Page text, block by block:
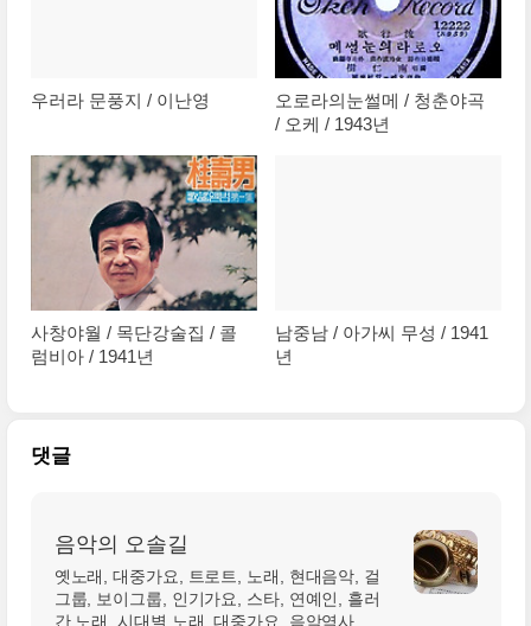
우러라 문풍지 / 이난영
오로라의눈썰메 / 청춘야곡
/ 오케 / 1943년
사창야월 / 목단강술집 / 콜
럼비아 / 1941년
남중남 / 아가씨 무성 / 1941
년
댓글
음악의 오솔길
옛노래, 대중가요, 트로트, 노래, 현대음악, 걸
그룹, 보이그룹, 인기가요, 스타, 연예인, 흘러
간 노래, 시대별 노래, 대중가요, 음악역사